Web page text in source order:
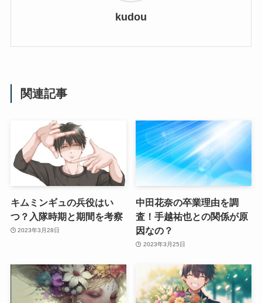
kudou
関連記事
キムミンギュの兵役はい
つ？入隊時期と期間を考察
2023年3月28日
中田花奈の卒業理由を調
査！手越祐也との関係が原
因なの？
2023年3月25日